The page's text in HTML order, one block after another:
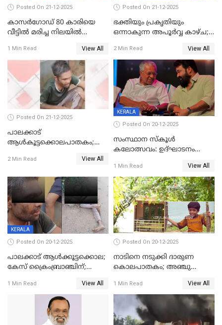
Posted On 21-12-2025
കാസർഗോഡ് 80 കാരിയെ
വീട്ടിൽ മരിച്ച നിലയിൽ
1 Min Read View All
Posted On 21-12-2025
ഭക്തിയും പ്രകൃതിയും
ഒന്നാകുന്ന അപൂര്‍വ്വ കാഴ്ച;
കാഴ്ചാനുഭവമൊരുക്കി
ശബരീ നന്ദനം
2 Min Read View All
Posted On 21-12-2025
പാലക്കാട്‌
ആൾകൂട്ടക്കൊലപാതകം;
ഊർജ്ജിതമാക്കിമാക്കി
2 Min Read View All
KERALA
Posted On 20-12-2025
സംസ്ഥാന സ്കൂൾ
കലോത്സവം: ഉദ്ഘാടനം
മുഖ്യാതിഥിയായി
മോഹൻലാൽ
1 Min Read View All
KERALA
Posted On 20-12-2025
പാലക്കാട് ആൾക്കൂട്ടക്കൊല;
കേസ് ക്രൈംബ്രാഞ്ചിന്;
അന്വേഷിക്കും
1 Min Read View All
Posted On 20-12-2025
നാടിനെ നടുക്കി ദാരുണ
കൊലപാതകം; അഞ്ചു
കഴുത്തുഞെരിച്ച് കൊന്നു
1 Min Read View All